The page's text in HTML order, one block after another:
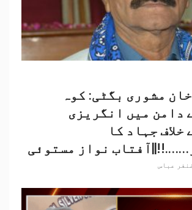
خان مشوری بگٹی: کوہ
دامن میں انگریزی
جہاد کا
نواز مستوئی
عباس